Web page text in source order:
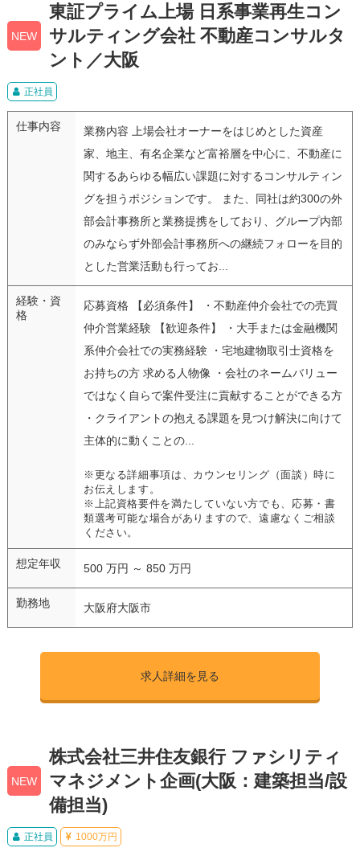
NEW
東証プライム上場 日系事業再生コン
サルティング会社 不動産コンサルタ
ント／大阪
正社員
仕事内容
業務内容 上場会社オーナーをはじめとした資産
家、地主、有名企業など富裕層を中心に、不動産に
関するあらゆる幅広い課題に対するコンサルティン
グを担うポジションです。 また、同社は約300の外
部会計事務所と業務提携をしており、グループ内部
のみならず外部会計事務所への継続フォローを目的
とした営業活動も行ってお...
経験・資
格
応募資格 【必須条件】 ・不動産仲介会社での売買
仲介営業経験 【歓迎条件】 ・大手または金融機関
系仲介会社での実務経験 ・宅地建物取引士資格を
お持ちの方 求める人物像 ・会社のネームバリュー
ではなく自らで案件受注に貢献することができる方
・クライアントの抱える課題を見つけ解決に向けて
主体的に動くことの...
※更なる詳細事項は、カウンセリング（面談）時に
お伝えします。
※上記資格要件を満たしていない方でも、応募・書
類選考可能な場合がありますので、遠慮なくご相談
ください。
想定年収 500 万円 ～ 850 万円
勤務地 大阪府大阪市
求人詳細を見る
NEW
株式会社三井住友銀行 ファシリティ
マネジメント企画(大阪：建築担当/設
備担当)
正社員 1000万円